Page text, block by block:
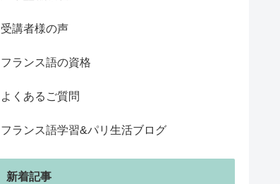
受講者様の声
フランス語の資格
よくあるご質問
フランス語学習&パリ生活ブログ
新着記事